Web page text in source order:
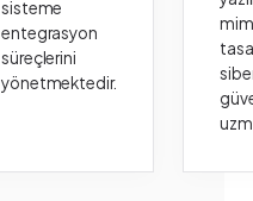
sisteme
entegrasyon
süreçlerini
yönetmektedir.